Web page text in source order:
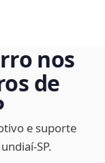
nos
de
e suporte